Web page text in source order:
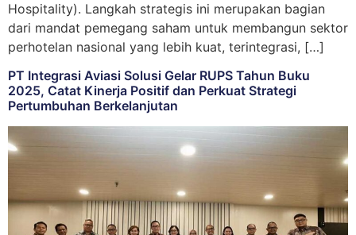
Hospitality). Langkah strategis ini merupakan bagian
dari mandat pemegang saham untuk membangun sektor
perhotelan nasional yang lebih kuat, terintegrasi, […]
PT Integrasi Aviasi Solusi Gelar RUPS Tahun Buku
2025, Catat Kinerja Positif dan Perkuat Strategi
Pertumbuhan Berkelanjutan